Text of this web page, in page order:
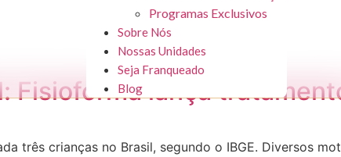
Programas Exclusivos
Sobre Nós
Nossas Unidades
Seja Franqueado
Blog
Fisioforma lança
três crianças no Brasil, segundo o IBGE. Diversos